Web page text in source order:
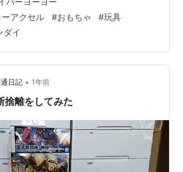
ター」といった基本的な技から、「ブ
ー」のような高難易度の技まで、誰も
け暮れました。 友達の家の前や近所の
習場に早変わり。誰が一番長くスリー
れるか、誰が一番クールな技を決めら
細なことで一喜一憂し…
アクセル #おもちゃ #玩具
ダイ
日記 • 1年前
捨離をしてみた